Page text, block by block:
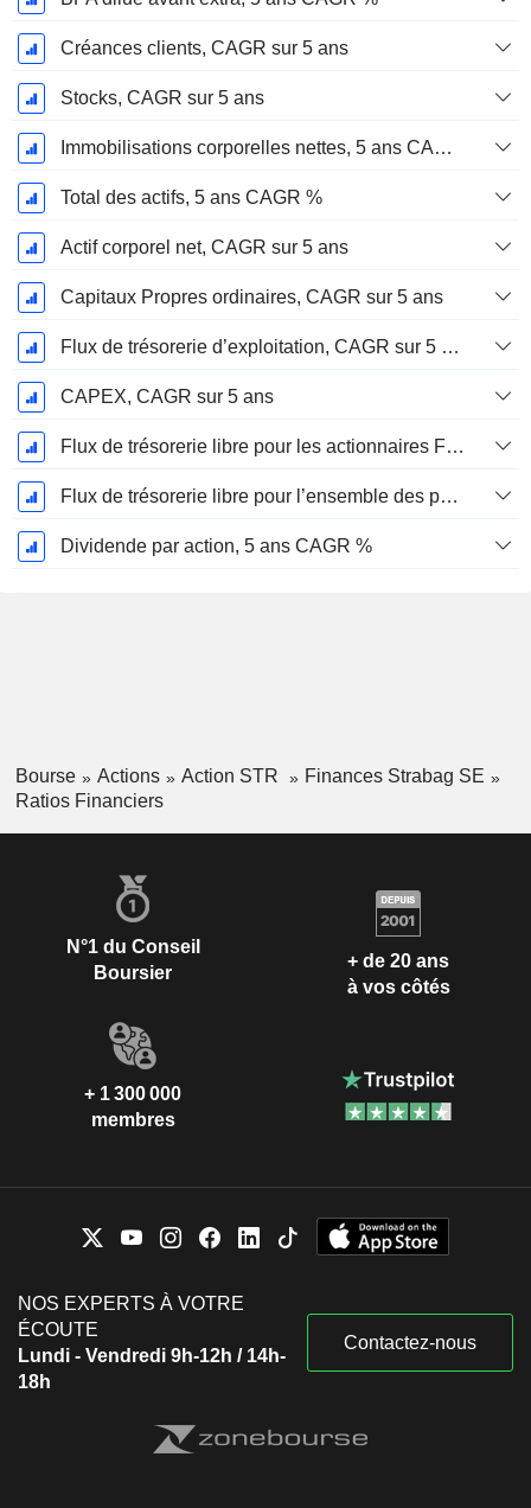
Créances clients, CAGR sur 5 ans
Stocks, CAGR sur 5 ans
Immobilisations corporelles nettes, 5 ans CAGR %
Total des actifs, 5 ans CAGR %
Actif corporel net, CAGR sur 5 ans
Capitaux Propres ordinaires, CAGR sur 5 ans
Flux de trésorerie d’exploitation, CAGR sur 5 ans
CAPEX, CAGR sur 5 ans
Flux de trésorerie libre pour les actionnaires FCFE, CAGR sur 5 ans
Flux de trésorerie libre pour l’ensemble des pourvoyeurs de fonds (créanciers et actionnaires) FCFF, CAGR sur 5 ans
Dividende par action, 5 ans CAGR %
Bourse Actions Action STR
Finances Strabag SE
Ratios Financiers
N°1 du Conseil
Boursier
+ de 20 ans
à vos côtés
+ 1 300 000
membres
NOS EXPERTS À VOTRE
ÉCOUTE
Lundi - Vendredi 9h-12h / 14h-
18h
Contactez-nous